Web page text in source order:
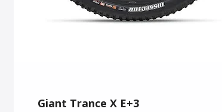
Giant Trance X E+3